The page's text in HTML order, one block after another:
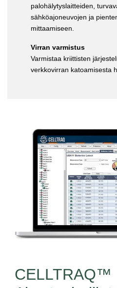
palohälytyslaitteiden,
sähköajoneuvojen ja
mittaamiseen.
Virran varmistus
Varmistaa kriittisten
verkkovirran katoamisesta
CELLTRAQ™